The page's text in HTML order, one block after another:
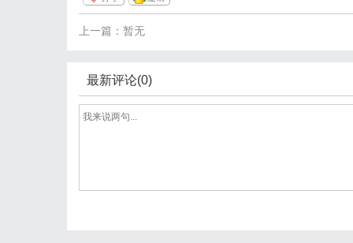
上一篇：暂无
最新评论(0)